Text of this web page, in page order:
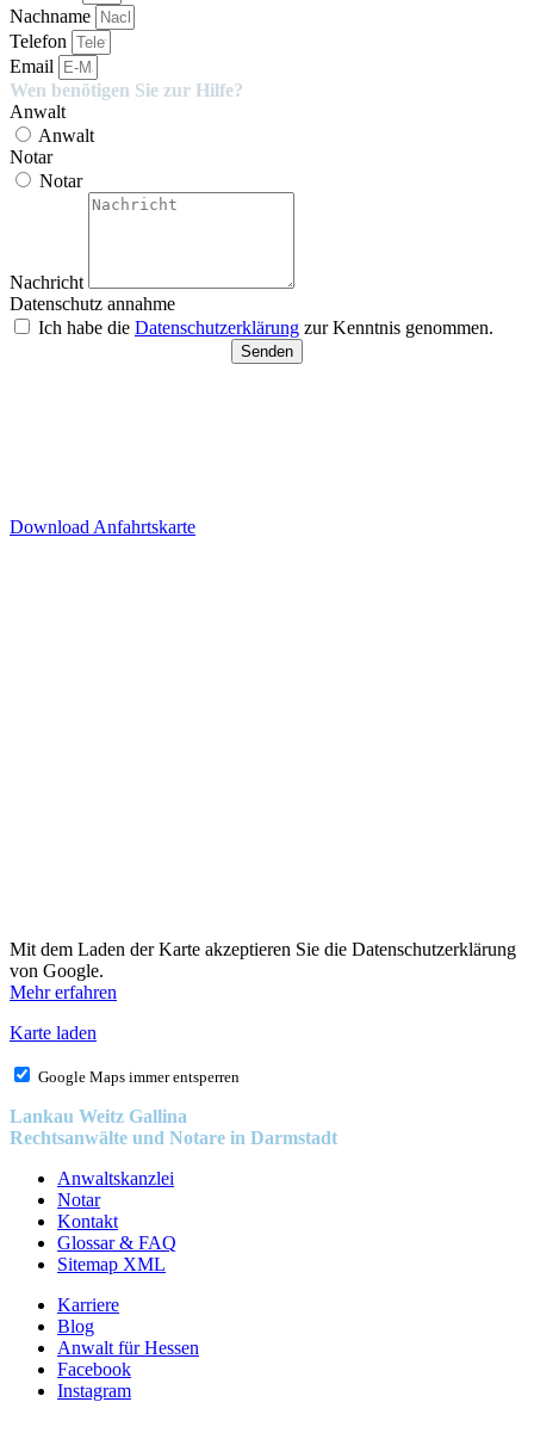
Nachname
Telefon
Email
Wen benötigen Sie zur Hilfe?
Anwalt
Anwalt
Notar
Notar
Nachricht
Datenschutz annahme
Ich habe die Datenschutzerklärung zur Kenntnis genommen.
Senden
Download Anfahrtskarte
Mit dem Laden der Karte akzeptieren Sie die Datenschutzerklärung
von Google.
Mehr erfahren
Karte laden
Google Maps immer entsperren
Lankau Weitz Gallina
Rechtsanwälte und Notare in Darmstadt
Anwaltskanzlei
Notar
Kontakt
Glossar & FAQ
Sitemap XML
Karriere
Blog
Anwalt für Hessen
Facebook
Instagram